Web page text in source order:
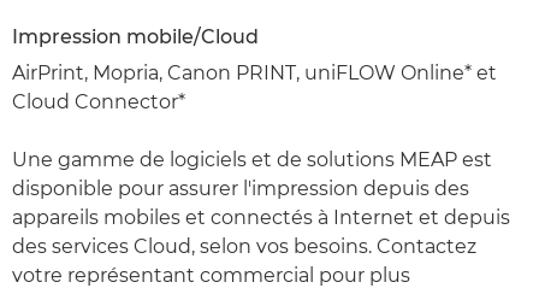
Impression mobile/Cloud
AirPrint, Mopria, Canon PRINT, uniFLOW Online* et
Cloud Connector*
Une gamme de logiciels et de solutions MEAP est
disponible pour assurer l'impression depuis des
appareils mobiles et connectés à Internet et depuis
des services Cloud, selon vos besoins. Contactez
votre représentant commercial pour plus